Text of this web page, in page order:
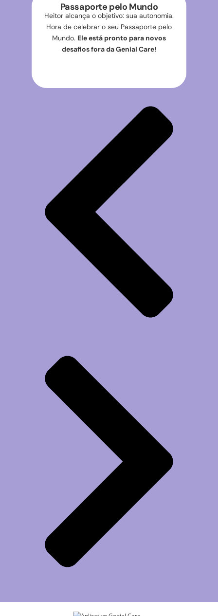
Passaporte pelo Mundo
Heitor alcança o objetivo: sua autonomia.
Hora de celebrar o seu Passaporte pelo
Mundo. Ele está pronto para novos
desafios fora da Genial Care!